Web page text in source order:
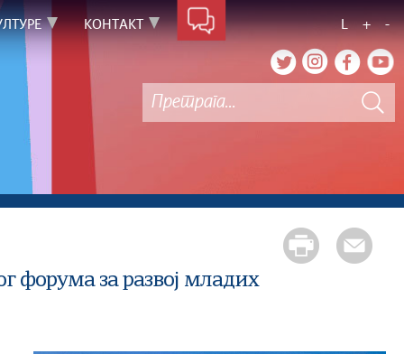
КОНТАКТ L + -
форума за развој младих